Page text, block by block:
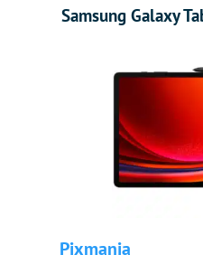
Samsung Galaxy
Pixmania